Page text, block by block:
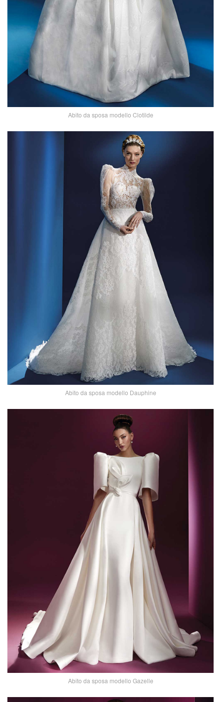
Abito da sposa modello Clotilde
Abito da sposa modello Dauphine
Abito da sposa modello Gazelle